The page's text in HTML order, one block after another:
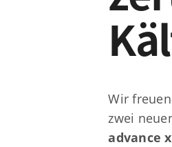
Wir
zwei
advance
In
D-